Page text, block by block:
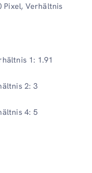
Pixel, Verhältnis
1: 1.91
2: 3
4: 5